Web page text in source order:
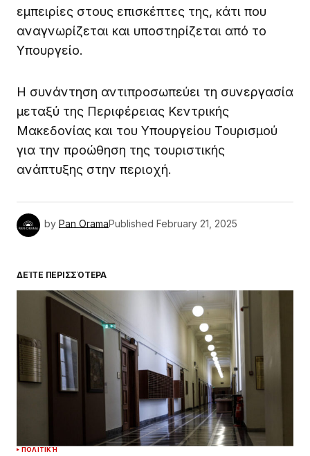
εμπειρίες στους επισκέπτες της, κάτι που
αναγνωρίζεται και υποστηρίζεται από το
Υπουργείο.
Η συνάντηση αντιπροσωπεύει τη συνεργασία
μεταξύ της Περιφέρειας Κεντρικής
Μακεδονίας και του Υπουργείου Τουρισμού
για την προώθηση της τουριστικής
ανάπτυξης στην περιοχή.
by Pan OramaPublished February 21, 2025
ΔΕΊΤΕ ΠΕΡΙΣΣΌΤΕΡΑ
ΠΟΛΙΤΙΚΉ